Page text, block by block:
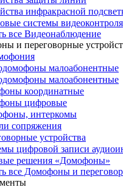
инфракрасной
системы видеоконтроля
все Видеонаблюдение
и переговорные
малоабонентные
малоабонентные
координатные
цифровые
интеркомы
сопряжения
устройства
цифровой записи
решения «Домофоны»
все Домофоны и